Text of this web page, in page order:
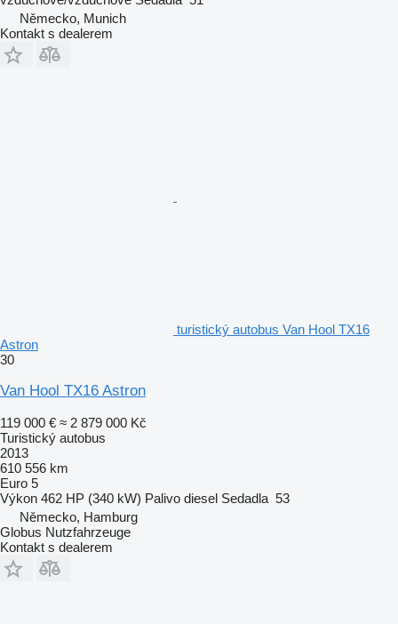
Německo, Munich
Kontakt s dealerem
turistický autobus Van Hool TX16
Astron
30
Van Hool TX16 Astron
119 000 € ≈ 2 879 000 Kč
Turistický autobus
2013
610 556 km
Euro 5
Výkon 462 HP (340 kW) Palivo diesel Sedadla 53
Německo, Hamburg
Globus Nutzfahrzeuge
Kontakt s dealerem